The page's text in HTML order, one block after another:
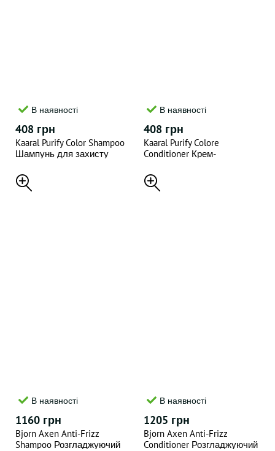
В наявності
408 грн
Kaaral Purify Color Shampoo
Шампунь для захисту
В наявності
408 грн
Kaaral Purify Colore
Conditioner Крем-
250 мл
В наявності
1160 грн
Bjorn Axen Anti-Frizz
Shampoo Розгладжуючий
В наявності
1205 грн
Bjorn Axen Anti-Frizz
Conditioner Розгладжуючий